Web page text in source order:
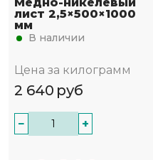
лист 2,5×500×1000
мм
В наличии
Цена за килограмм
2 640 руб
− +